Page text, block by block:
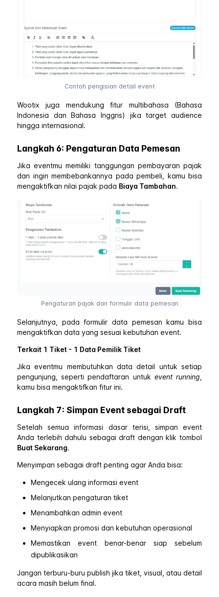
Contoh pengisian detail event
Wootix juga mendukung fitur multibahasa (Bahasa
Indonesia dan Bahasa Inggris) jika target audience
hingga internasional.
Langkah 6: Pengaturan Data Pemesan
Jika eventmu memiliki tanggungan pembayaran pajak
dan ingin membebankannya pada pembeli, kamu bisa
mengaktifkan nilai pajak pada Biaya Tambahan.
Pengaturan pajak dan formulir data pemesan
Selanjutnya, pada formulir data pemesan kamu bisa
mengaktifkan data yang sesuai kebutuhan event.
Terkait 1 Tiket - 1 Data Pemilik Tiket
Jika eventmu membutuhkan data detail untuk setiap
pengunjung, seperti pendaftaran untuk event running
kamu bisa mengaktifkan fitur ini.
Langkah 7: Simpan Event sebagai Draft
Setelah semua informasi dasar terisi, simpan event
Anda terlebih dahulu sebagai draft dengan klik tombol
Buat Sekarang.
Menyimpan sebagai draft penting agar Anda bisa:
Mengecek ulang informasi event
Melanjutkan pengaturan tiket
Menambahkan admin event
Menyiapkan promosi dan kebutuhan operasional
Memastikan event benar-benar siap sebelum
dipublikasikan
Jangan terburu-buru publish jika tiket, visual, atau detail
acara masih belum final.